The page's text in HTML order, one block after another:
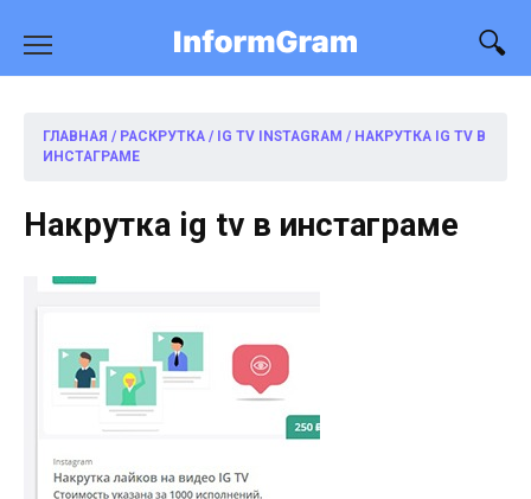
содержанию
ГЛАВНАЯ / РАСКРУТКА / IG TV INSTAGRAM / НАКРУТКА IG TV В
ИНСТАГРАМЕ
Накрутка ig tv в инстаграме